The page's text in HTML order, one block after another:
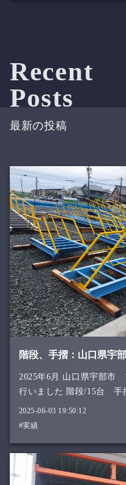
Recent
Posts
最新の投稿
階段、手摺：山口県宇
2025年6月 山口県宇部市
行いました 階段/15台 手
2025-06-03 19:50:12
#実績